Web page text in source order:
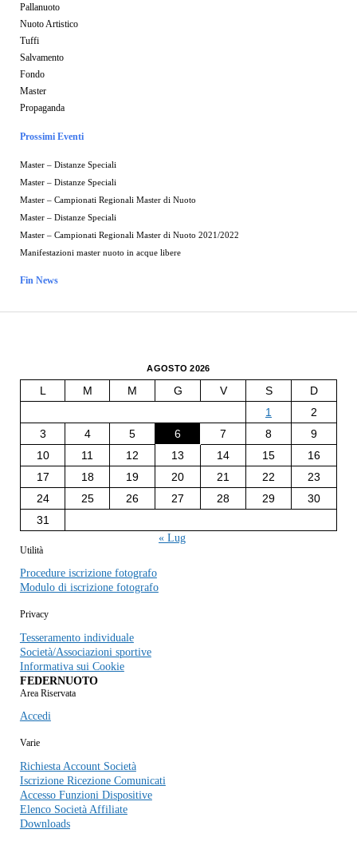
Pallanuoto
Nuoto Artistico
Tuffi
Salvamento
Fondo
Master
Propaganda
Prossimi Eventi
Master – Distanze Speciali
Master – Distanze Speciali
Master – Campionati Regionali Master di Nuoto
Master – Distanze Speciali
Master – Campionati Regionali Master di Nuoto 2021/2022
Manifestazioni master nuoto in acque libere
Fin News
AGOSTO 2026
L M M G V S
D
1
2
3
4 5 6 7 8
9
10
11 12 13 14 15
16
17
18 19 20 21 22
23
24
25 26 27 28 29
30
31
« Lug
Utilità
Procedure iscrizione fotografo
Modulo di iscrizione fotografo
Privacy
Tesseramento individuale
Società/Associazioni sportive
Informativa sui Cookie
FEDERNUOTO
Area Riservata
Accedi
Varie
Richiesta Account Società
Iscrizione Ricezione Comunicati
Accesso Funzioni Dispositive
Elenco Società Affiliate
Downloads